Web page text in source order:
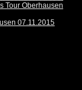
Tour Oberhausen
07.11.2015